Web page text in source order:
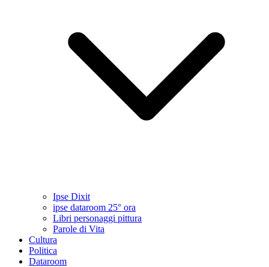
Ipse Dixit
ipse dataroom 25° ora
Libri personaggi pittura
Parole di Vita
Cultura
Politica
Dataroom